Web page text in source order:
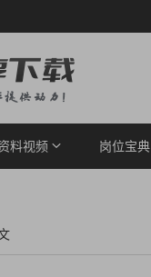
料视频 岗位宝典